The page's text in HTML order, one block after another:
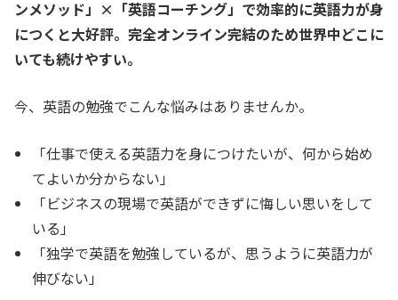
ンメソッド」×「英語コーチング」で効率的に英語力が身
につくと大好評。完全オンライン完結のため世界中どこに
いても続けやすい。
今、英語の勉強でこんな悩みはありませんか。
「仕事で使える英語力を身につけたいが、何から始め
てよいか分からない」
「ビジネスの現場で英語ができずに悔しい思いをして
いる」
「独学で英語を勉強しているが、思うように英語力が
伸びない」